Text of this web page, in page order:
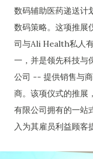
数码辅助医药递送计
数码策略。这项推展
司与Ali Health私人
一，并是领先科技与
公司 -- 提供销售与
商。该项仪式的推展
有限公司拥有的一站
入为其雇员利益顾客